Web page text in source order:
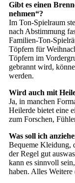
Gibt es einen
nehmen“?
Im Ton-Spielraum
nach Abstimmung
Familien-Ton-
Töpfern für
Töpfern im
gebrannt wird,
werden.
Wird auch mit
Ja, in manchen
Heilerde bietet eine
zum Forschen,
Was soll ich
Bequeme Kleidung,
der Regel gut
kann es sinnvoll
haben. Alles